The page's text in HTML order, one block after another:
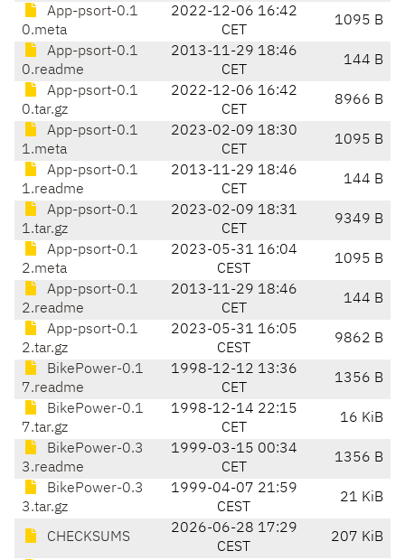
App-psort-0.1
0.meta
2022-12-06 16:42
CET
1095 B
App-psort-0.1
0.readme
2013-11-29 18:46
CET
144 B
App-psort-0.1
0.tar.gz
2022-12-06 16:42
CET
8966 B
App-psort-0.1
1.meta
2023-02-09 18:30
CET
1095 B
App-psort-0.1
1.readme
2013-11-29 18:46
CET
144 B
App-psort-0.1
1.tar.gz
2023-02-09 18:31
CET
9349 B
App-psort-0.1
2.meta
2023-05-31 16:04
CEST
1095 B
App-psort-0.1
2.readme
2013-11-29 18:46
CET
144 B
App-psort-0.1
2.tar.gz
2023-05-31 16:05
CEST
9862 B
BikePower-0.1
7.readme
1998-12-12 13:36
CET
1356 B
BikePower-0.1
7.tar.gz
1998-12-14 22:15
CET
16 KiB
BikePower-0.3
3.readme
1999-03-15 00:34
CET
1356 B
BikePower-0.3
3.tar.gz
1999-04-07 21:59
CEST
21 KiB
CHECKSUMS
2026-06-28 17:29
CEST
207 KiB